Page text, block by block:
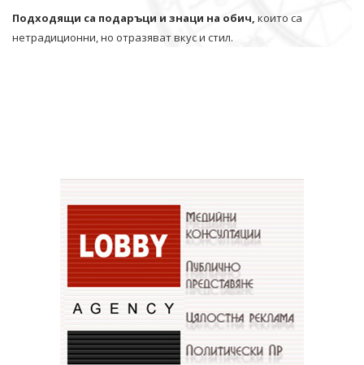
Подходящи са подаръци и знаци на обич, които са
нетрадиционни, но отразяват вкус и стил.